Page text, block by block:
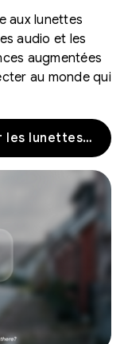
aux lunettes
audio et les
augmentées
au monde qui
Commencer à développer pour les lunettes audio et les lunettes avec écran